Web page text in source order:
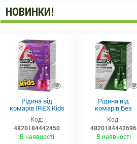
НОВИНКИ!
Рідина від
комарів IREX Kids
д/дітей (30 ночей),
20мл
Код:
4820184442450
В наявності
Рідина від
комарів Без
запаху IREX (30
ночей), 20мл
Код:
4820184442696
В наявності